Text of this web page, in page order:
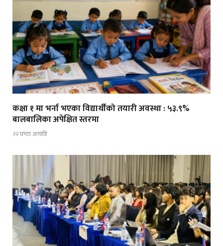
कक्षा १ मा भर्ना भएका विद्यार्थीको तयारी अवस्था : ५३.९%
बालबालिका अपेक्षित स्तरमा
२२ घण्टा अगाडि